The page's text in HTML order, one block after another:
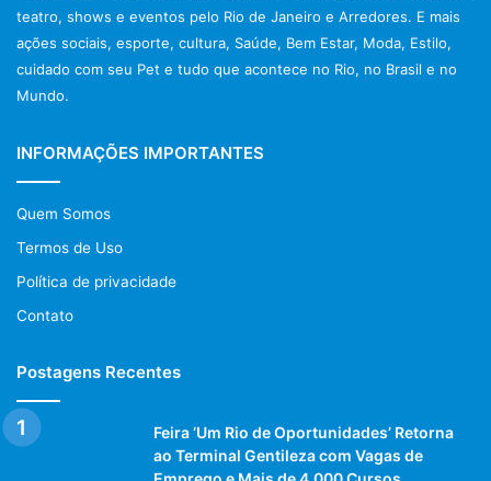
teatro, shows e eventos pelo Rio de Janeiro e Arredores. E mais
ações sociais, esporte, cultura, Saúde, Bem Estar, Moda, Estilo,
cuidado com seu Pet e tudo que acontece no Rio, no Brasil e no
Mundo.
INFORMAÇÕES IMPORTANTES
Quem Somos
Termos de Uso
Política de privacidade
Contato
Postagens Recentes
Feira ‘Um Rio de Oportunidades’ Retorna
ao Terminal Gentileza com Vagas de